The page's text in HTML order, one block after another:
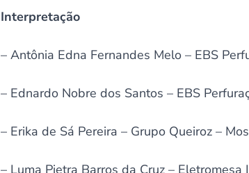
Interpretação
– Antônia Edna Fernandes Melo – EBS
– Ednardo Nobre dos Santos – EBS
– Erika de Sá Pereira – Grupo Queiroz –